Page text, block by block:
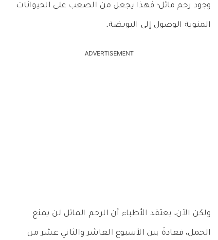
وجود رحم مائل؛ فهذا يجعل من الصعب على الحيوانات
المنوية الوصول إلى البويضة.
ADVERTISEMENT
ولكن الآن، يعتقد الأطباء أن الرحم المائل لن يمنع
الحمل، فعادةً بين الأسبوع العاشر والثاني عشر من